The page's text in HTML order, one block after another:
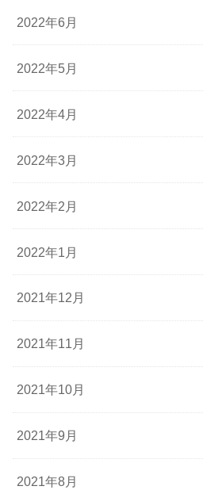
2022年6月
2022年5月
2022年4月
2022年3月
2022年2月
2022年1月
2021年12月
2021年11月
2021年10月
2021年9月
2021年8月